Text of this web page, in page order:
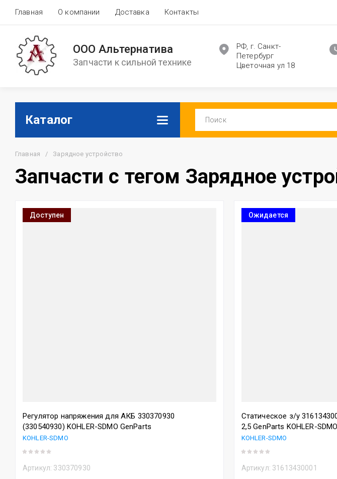
Главная О компании Доставка Контакты
ООО Альтернатива
Запчасти к сильной технике
РФ, г. Санкт-
Петербург
Цветочная ул 18
Каталог
Главная / Зарядное устройство
Запчасти с тегом Зарядное
Доступен
Регулятор напряжения для АКБ 330370930
(330540930) KOHLER-SDMO GenParts
KOHLER-SDMO
Артикул: 330370930
Ожидается
Статическое з/у
2,5 GenParts KOHLER-SDMO
KOHLER-SDMO
Артикул: 31613430001